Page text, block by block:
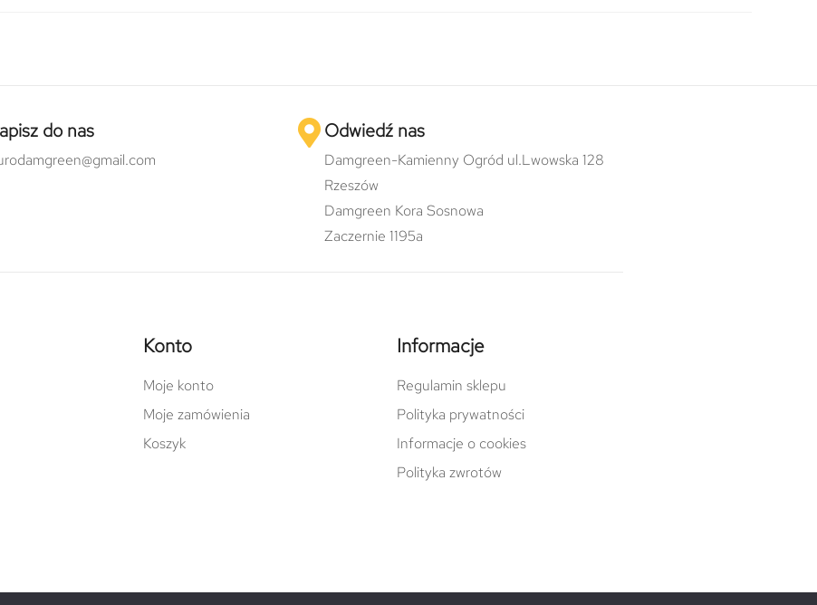
do nas Odwiedź nas
Damgreen-Kamienny Ogród ul.Lwowska 128
Rzeszów
Damgreen Kora Sosnowa
Zaczernie 1195a
Konto
Moje konto
Moje zamówienia
Koszyk
Informacje
Regulamin sklepu
Polityka prywatności
Informacje o cookies
Polityka zwrotów